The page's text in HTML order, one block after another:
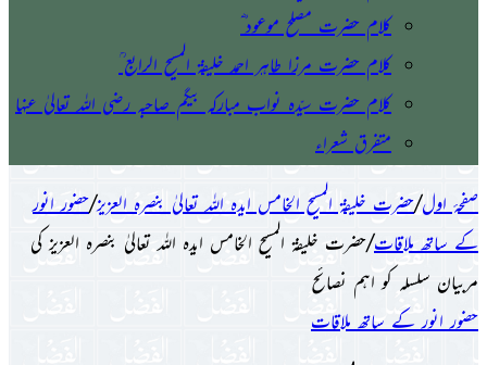
کلام حضرت مصلح موعود ؓ
کلام حضرت مرزا طاہر احمد خلیفۃ المسیح الرابع ؒ
کلام حضرت سیّدہ نواب مبارکہ بیگم صاحبہ رضی اللہ تعالیٰ عنہا
متفرق شعراء
صفحۂ اول/حضرت خلیفۃ المسیح الخامس ایدہ اللہ تعالیٰ بنصرہ العزیز/حضور انور
کے ساتھ ملاقات/حضرت خلیفۃ المسیح الخامس ایدہ اللہ تعالیٰ بنصرہ العزیز کی
مربیان سلسلہ کو اہم نصائح
حضور انور کے ساتھ ملاقات